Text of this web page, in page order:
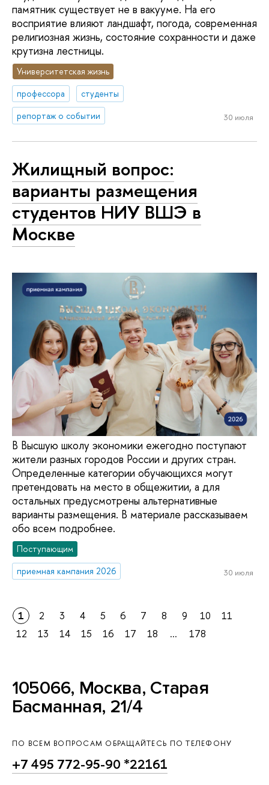
памятник существует не в вакууме. На его
восприятие влияют ландшафт, погода, современная
религиозная жизнь, состояние сохранности и даже
крутизна лестницы.
Университетская жизнь
профессора
студенты
репортаж о событии
30 июля
Жилищный вопрос:
варианты размещения
студентов НИУ ВШЭ в
Москве
В Высшую школу экономики ежегодно поступают
жители разных городов России и других стран.
Определенные категории обучающихся могут
претендовать на место в общежитии, а для
остальных предусмотрены альтернативные
варианты размещения. В материале рассказываем
обо всем подробнее.
Поступающим
приемная кампания 2026
30 июля
1 2 3 4 5 6 7 8 9 10
11
12
13 14 15 16 17 18 ... 178
105066, Москва, Старая
Басманная, 21/4
ПО ВСЕМ ВОПРОСАМ ОБРАЩАЙТЕСЬ ПО ТЕЛЕФОНУ
+7 495 772-95-90 *22161